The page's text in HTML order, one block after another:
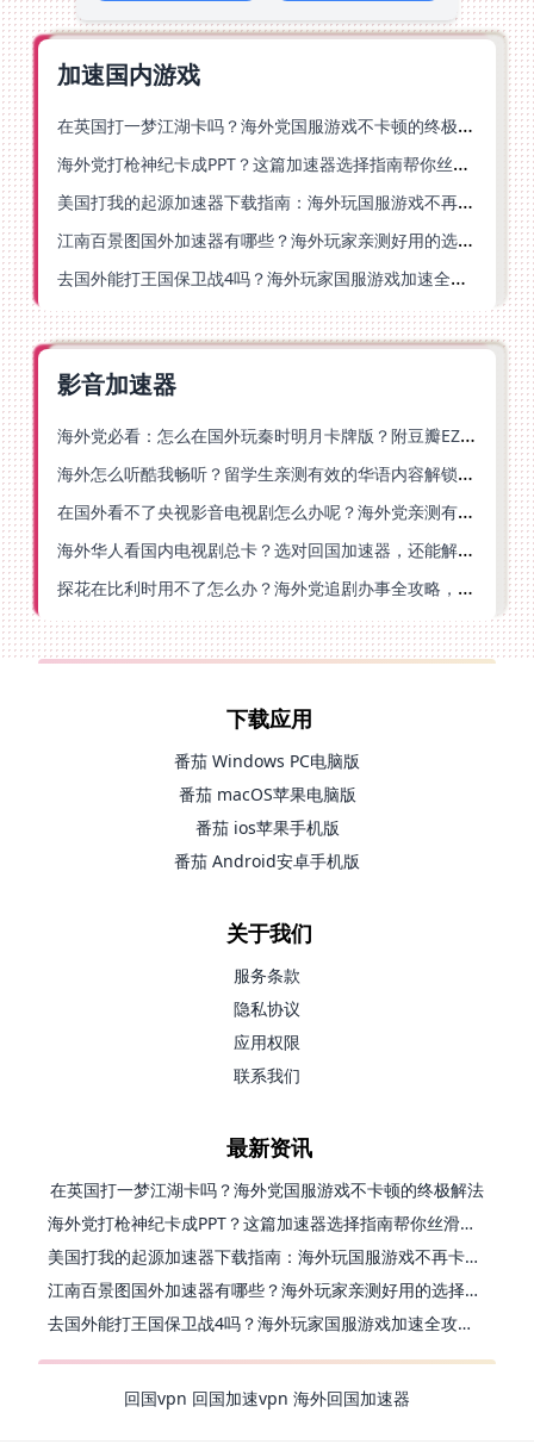
加速国内游戏
在英国打一梦江湖卡吗？海外党国服游戏不卡顿的终极解法
海外党打枪神纪卡成PPT？这篇加速器选择指南帮你丝滑上分
美国打我的起源加速器下载指南：海外玩国服游戏不再卡的终极方案
江南百景图国外加速器有哪些？海外玩家亲测好用的选择与避坑指南
去国外能打王国保卫战4吗？海外玩家国服游戏加速全攻略（附公主连结幻想江湖实测）
影音加速器
海外党必看：怎么在国外玩秦时明月卡牌版？附豆瓣EZCast地区限制破解法
海外怎么听酷我畅听？留学生亲测有效的华语内容解锁指南
在国外看不了央视影音电视剧怎么办呢？海外党亲测有效的回国加速方案
海外华人看国内电视剧总卡？选对回国加速器，还能解决菲律宾打不开反诈中心的问题
探花在比利时用不了怎么办？海外党追剧办事全攻略，选对加速器就够了
下载应用
番茄 Windows PC电脑版
番茄 macOS苹果电脑版
番茄 ios苹果手机版
番茄 Android安卓手机版
关于我们
服务条款
隐私协议
应用权限
联系我们
最新资讯
在英国打一梦江湖卡吗？海外党国服游戏不卡顿的终极解法
海外党打枪神纪卡成PPT？这篇加速器选择指南帮你丝滑上分
美国打我的起源加速器下载指南：海外玩国服游戏不再卡的终极方案
江南百景图国外加速器有哪些？海外玩家亲测好用的选择与避坑指南
去国外能打王国保卫战4吗？海外玩家国服游戏加速全攻略（附公主连结幻想江湖实测）
回国vpn 回国加速vpn 海外回国加速器